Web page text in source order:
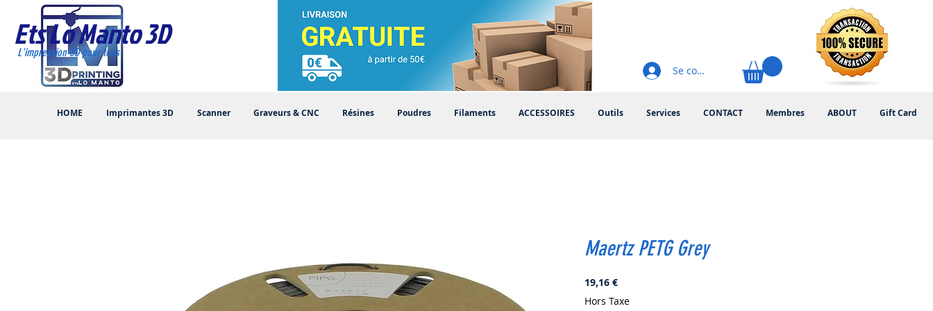
Ets Lo Manto 3D
HOME Imprimantes 3D Scanner Graveurs & CNC Résines Poudres Filaments ACCESSOIRES Outils Services CONTACT Membres ABOUT Gift Card
L'impression 3D pour tous
Se connecter
Maertz PETG Grey
19,16 €Prix
Hors Taxe